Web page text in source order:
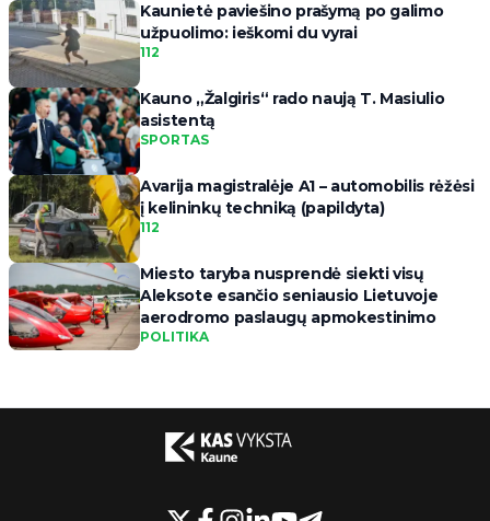
Kaunietė paviešino prašymą po galimo
užpuolimo: ieškomi du vyrai
112
Kauno „Žalgiris“ rado naują T. Masiulio
asistentą
SPORTAS
Avarija magistralėje A1 – automobilis rėžėsi
į kelininkų techniką (papildyta)
112
Miesto taryba nusprendė siekti visų
Aleksote esančio seniausio Lietuvoje
aerodromo paslaugų apmokestinimo
POLITIKA